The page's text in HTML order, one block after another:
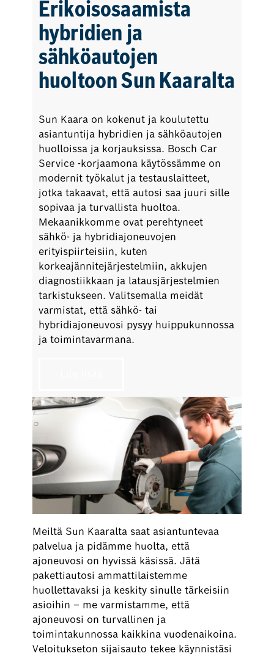
Erikoisosaamista
hybridien ja
sähköautojen
huoltoonSun Kaaralta
Sun Kaara on kokenut ja koulutettu
asiantuntija hybridien ja sähköautojen
huolloissa ja korjauksissa. Bosch Car
Service -korjaamona käytössämme on
modernit työkalut ja testauslaitteet,
jotka takaavat, että autosi saa juuri sille
sopivaa ja turvallista huoltoa.
Mekaanikkomme ovat perehtyneet
sähkö- ja hybridiajoneuvojen
erityispiirteisiin, kuten
korkeajännitejärjestelmiin, akkujen
diagnostiikkaan ja latausjärjestelmien
tarkistukseen. Valitsemalla meidät
varmistat, että sähkö- tai
hybridiajoneuvosi pysyy huippukunnossa
ja toimintavarmana.
Meiltä Sun Kaaralta saat asiantuntevaa
palvelua ja pidämme huolta, että
ajoneuvosi on hyvissä käsissä. Jätä
pakettiautosi ammattilaistemme
huollettavaksi ja keskity sinulle tärkeisiin
asioihin – me varmistamme, että
ajoneuvosi on turvallinen ja
toimintakunnossa kaikkina vuodenaikoina.
Veloitukseton sijaisauto tekee käynnistäsi